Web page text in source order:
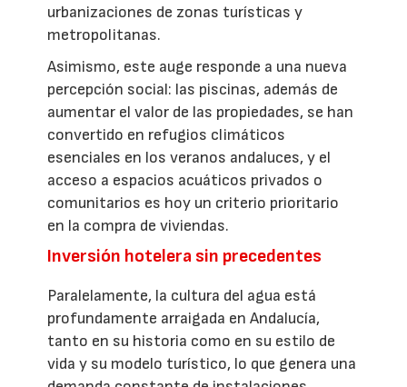
urbanizaciones de zonas turísticas y
metropolitanas.
Asimismo, este auge responde a una nueva
percepción social: las piscinas, además de
aumentar el valor de las propiedades, se han
convertido en refugios climáticos
esenciales en los veranos andaluces, y el
acceso a espacios acuáticos privados o
comunitarios es hoy un criterio prioritario
en la compra de viviendas.
Inversión hotelera sin precedentes
Paralelamente, la cultura del agua está
profundamente arraigada en Andalucía,
tanto en su historia como en su estilo de
vida y su modelo turístico, lo que genera una